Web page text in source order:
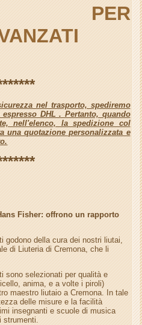
PER
nel trasporto, spediremo
DHL . Pertanto, quando
nell'elenco, la spedizione col
una quotazione personalizzata e
Fisher: offrono un rapporto
della cura dei nostri liutai,
di Liuteria di Cremona, che li
sono selezionati per qualità e
anima, e a volte i piroli)
maestro liutaio a Cremona. In tale
delle misure e la facilità
insegnanti e scuole di musica